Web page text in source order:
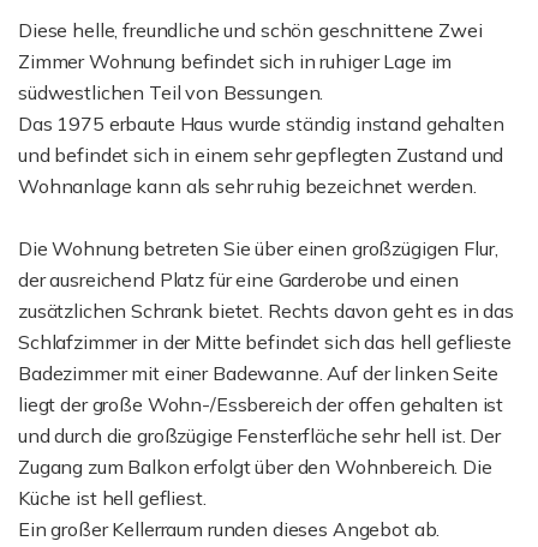
Diese helle, freundliche und schön geschnittene Zwei
Zimmer Wohnung befindet sich in ruhiger Lage im
südwestlichen Teil von Bessungen.
Das 1975 erbaute Haus wurde ständig instand gehalten
und befindet sich in einem sehr gepflegten Zustand und
Wohnanlage kann als sehr ruhig bezeichnet werden.
Die Wohnung betreten Sie über einen großzügigen Flur,
der ausreichend Platz für eine Garderobe und einen
zusätzlichen Schrank bietet. Rechts davon geht es in das
Schlafzimmer in der Mitte befindet sich das hell geflieste
Badezimmer mit einer Badewanne. Auf der linken Seite
liegt der große Wohn-/Essbereich der offen gehalten ist
und durch die großzügige Fensterfläche sehr hell ist. Der
Zugang zum Balkon erfolgt über den Wohnbereich. Die
Küche ist hell gefliest.
Ein großer Kellerraum runden dieses Angebot ab.